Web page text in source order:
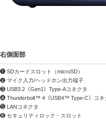
右側面部
❶ SDカードスロット（microSD）
❷ マイク入力/ヘッドホン出力端子
❸ USB3.2（Gen1）Type-Aコネクタ
❹ Thunderbolt™ 4（USB4™ Type-C）コネ
❺ LANコネクタ
❻ セキュリティロック・スロット